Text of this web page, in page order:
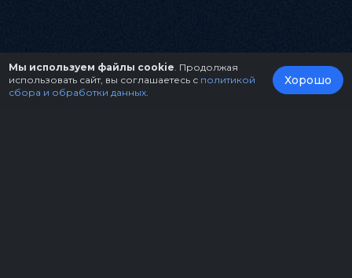
Мы используем файлы cookie . Продолжая
использовать сайт, вы соглашаетесь с политикой
сбора и обработки данных
Хорошо